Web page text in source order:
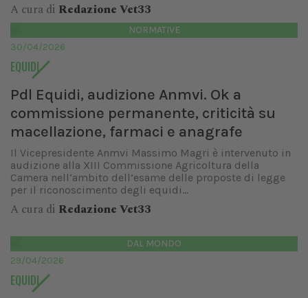
A cura di Redazione Vet33
NORMATIVE
30/04/2026
EQUIDI
Pdl Equidi, audizione Anmvi. Ok a
commissione permanente, criticità su
macellazione, farmaci e anagrafe
Il Vicepresidente Anmvi Massimo Magri è intervenuto in
audizione alla XIII Commissione Agricoltura della
Camera nell’ambito dell’esame delle proposte di legge
per il riconoscimento degli equidi...
A cura di Redazione Vet33
DAL MONDO
29/04/2026
EQUIDI